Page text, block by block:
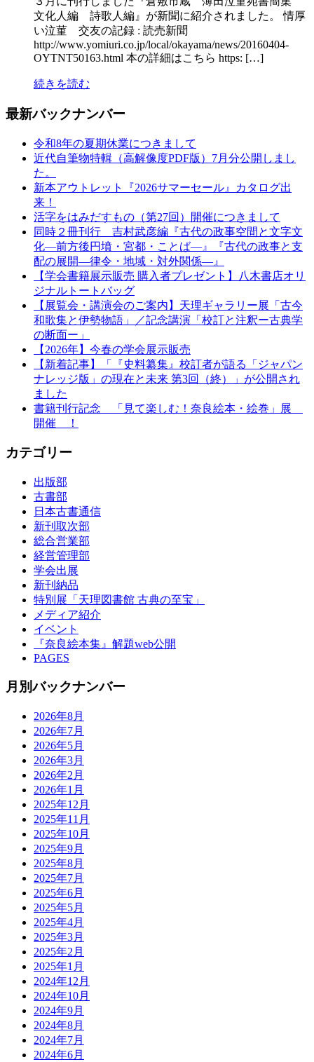
文化人編 詩歌人編』が新聞に紹介されました。 情厚
い泣菫 交友の記録 : 読売新聞
http://www.yomiuri.co.jp/local/okayama/news/20160404-
OYTNT50163.html 本の詳細はこちら https: […]
続きを読む
最新バックナンバー
令和8年の夏期休業につきまして
近代自筆物特輯（高解像度PDF版）7月分公開しまし
た。
新本アウトレット『2026サマーセール』カタログ出
来！
活字をはみだすもの（第27回）開催につきまして
同時２冊刊行 吉村武彦編『古代の政事空間と文字文
化—前方後円墳・宮都・ことば—』『古代の政事と支
配の展開—律令・地域・対外関係—』
【学会書籍展示販売 購入者プレゼント】八木書店オリ
ジナルトートバッグ
【展覧会・講演会のご案内】天理ギャラリー展「古今
和歌集と伊勢物語」／記念講演「校訂と注釈ー古典学
の断面ー」
【2026年】今春の学会展示販売
【新着記事】「『史料纂集』校訂者が語る「ジャパン
ナレッジ版」の現在と未来 第3回（終）」が公開され
ました
書籍刊行記念 「見て楽しむ！奈良絵本・絵巻」展
開催 ！
カテゴリー
出版部
古書部
日本古書通信
新刊取次部
総合営業部
経営管理部
学会出展
新刊納品
特別展「天理図書館 古典の至宝」
メディア紹介
イベント
『奈良絵本集』解題web公開
PAGES
月別バックナンバー
2026年8月
2026年7月
2026年5月
2026年3月
2026年2月
2026年1月
2025年12月
2025年11月
2025年10月
2025年9月
2025年8月
2025年7月
2025年6月
2025年5月
2025年4月
2025年3月
2025年2月
2025年1月
2024年12月
2024年10月
2024年9月
2024年8月
2024年7月
2024年6月